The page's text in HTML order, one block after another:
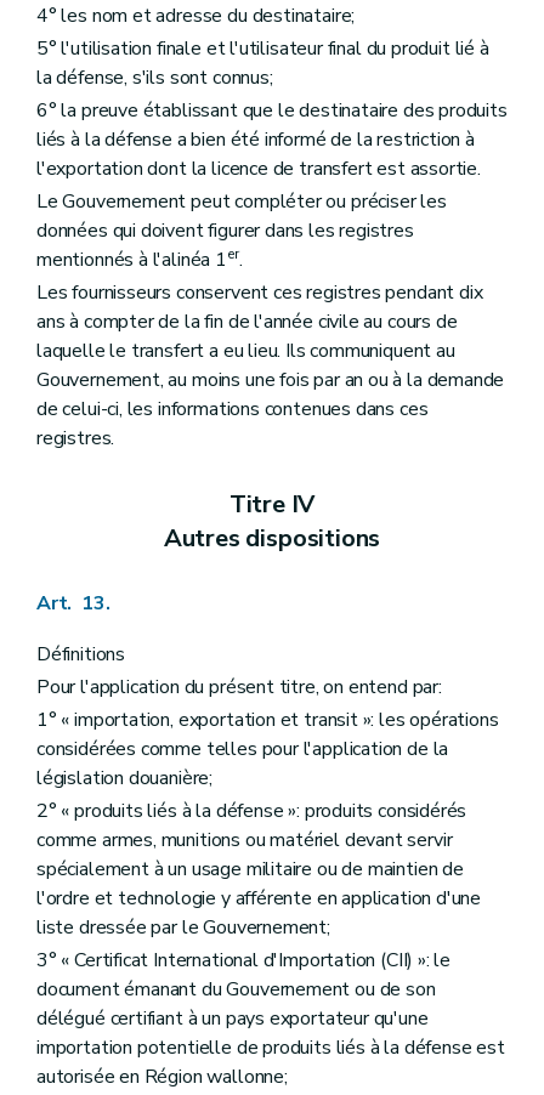
4° les nom et adresse du destinataire;
5° l'utilisation finale et l'utilisateur final du produit lié à
la défense, s'ils sont connus;
6° la preuve établissant que le destinataire des produits
liés à la défense a bien été informé de la restriction à
l'exportation dont la licence de transfert est assortie.
Le Gouvernement peut compléter ou préciser les
données qui doivent figurer dans les registres
mentionnés à l'alinéa 1er.
Les fournisseurs conservent ces registres pendant dix
ans à compter de la fin de l'année civile au cours de
laquelle le transfert a eu lieu. Ils communiquent au
Gouvernement, au moins une fois par an ou à la demande
de celui-ci, les informations contenues dans ces
registres.
Titre IV
Autres dispositions
Art. 13.
Définitions
Pour l'application du présent titre, on entend par:
1° « importation, exportation et transit »: les opérations
considérées comme telles pour l'application de la
législation douanière;
2° « produits liés à la défense »: produits considérés
comme armes, munitions ou matériel devant servir
spécialement à un usage militaire ou de maintien de
l'ordre et technologie y afférente en application d'une
liste dressée par le Gouvernement;
3° « Certificat International d'Importation (CII) »: le
document émanant du Gouvernement ou de son
délégué certifiant à un pays exportateur qu'une
importation potentielle de produits liés à la défense est
autorisée en Région wallonne;